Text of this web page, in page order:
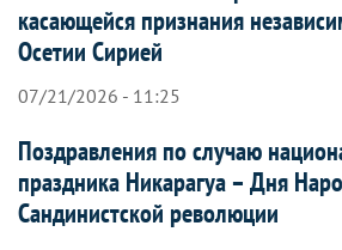
касающейся признания
Осетии Сирией
07/21/2026 - 11:25
Поздравления по случаю
праздника Никарагуа – Дня
Сандинистской революции